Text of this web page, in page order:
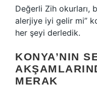
Değerli Zih okurları,
alerjiye iyi gelir mi”
her şeyi derledik.
KONYA’NIN
MERAK